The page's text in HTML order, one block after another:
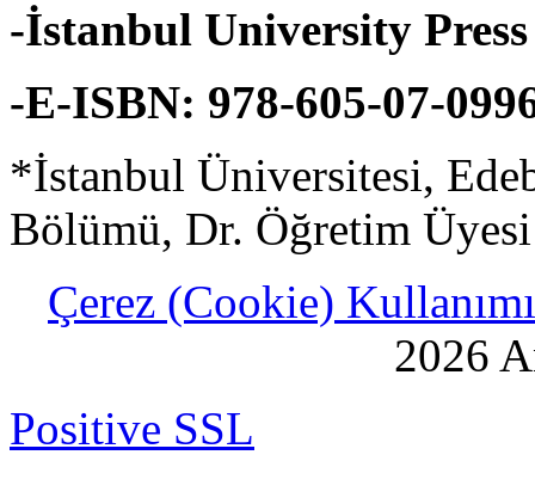
-İstanbul University Press
-E-ISBN: 978-605-07-
*İstanbul Üniversitesi,
Bölümü, Dr. Öğretim Üyesi
Çerez (Cookie)
2026
Positive SSL